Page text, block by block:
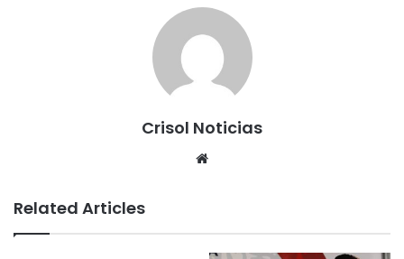
Crisol Noticias
Related Articles